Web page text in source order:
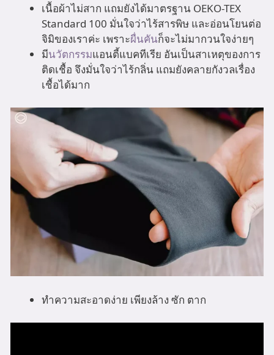
เนื้อผ้าไม่สาก แถมยังได้มาตรฐาน OEKO-TEX
Standard 100 มั่นใจว่าไร้สารพิษ และอ่อนโยนต่อ
จิมิของเราค่ะ เพราะผื่นคันก็จะไม่มากวนใจง่ายๆ
มีนวัตกรรมแอนตี้แบคทีเรีย อันเป็นสาเหตุของการ
ติดเชื้อ จึงมั่นใจว่าไร้กลิ่น แถมยังคลายกังวลเรื่อง
เชื้อได้มาก
ทำความสะอาดง่าย เพียงล้าง ซัก ตาก